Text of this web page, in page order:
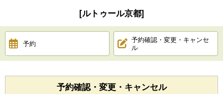
[ルトゥール京都]
予約
予約確認・変更・キャンセ
ル
予約確認・変更・キャンセル